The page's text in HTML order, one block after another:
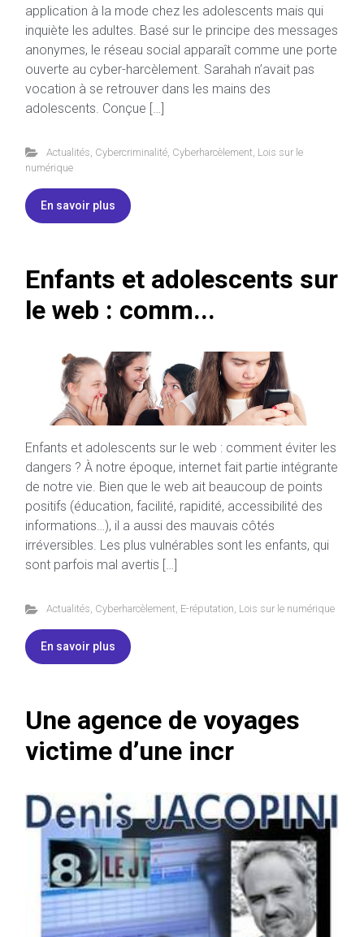
application à la mode chez les adolescents mais qui
inquiète les adultes. Basé sur le principe des messages
anonymes, le réseau social apparaît comme une porte
ouverte au cyber-harcèlement. Sarahah n’avait pas
vocation à se retrouver dans les mains des
adolescents. Conçue […]
Actualités Cybercriminalité, Cyberharcèlement Lois sur le
numérique
En savoir plus
Enfants et adolescents sur
le web : comm...
Enfants et adolescents sur le web : comment éviter les
dangers ? À notre époque, internet fait partie intégrante
de notre vie. Bien que le web ait beaucoup de points
positifs (éducation, facilité, rapidité, accessibilité des
informations…), il a aussi des mauvais côtés
irréversibles. Les plus vulnérables sont les enfants, qui
sont parfois mal avertis […]
Actualités, Cyberharcèlement, E-réputation, Lois sur le numérique
En savoir plus
Une agence de voyages
victime d’une incr